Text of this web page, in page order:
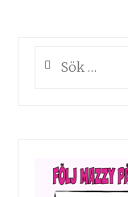
efter: